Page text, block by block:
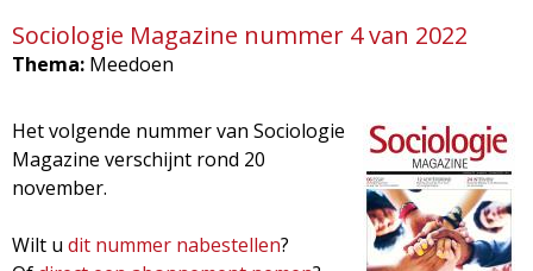
Sociologie Magazine nummer 4 van 2022
Thema: Meedoen
Het volgende nummer van Sociologie
Magazine verschijnt rond 20
november.
Wilt u dit nummer nabestellen?